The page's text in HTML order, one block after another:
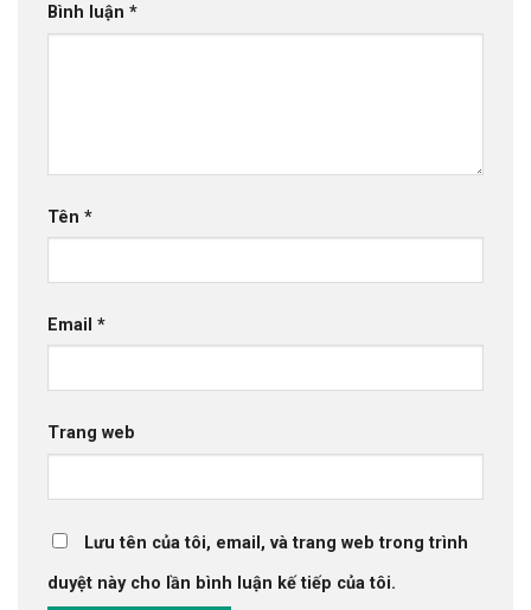
Bình luận *
Tên *
Email *
Trang web
Lưu tên của tôi, email, và trang web trong trình
duyệt này cho lần bình luận kế tiếp của tôi.